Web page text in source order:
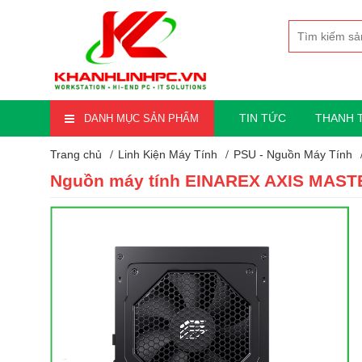
DANH MỤC SẢN PHẨM TIN TỨC THANH
Trang chủ Linh Kiện Máy Tính PSU - Nguồn Máy Tính
Nguồn máy tính EINAREX AXIS